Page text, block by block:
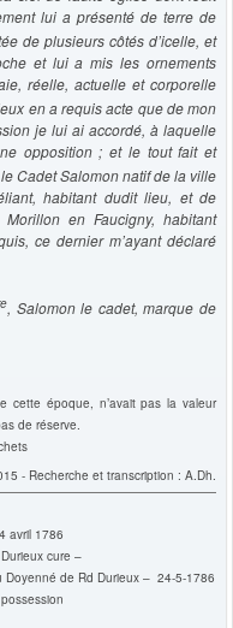
lui a présenté de terre de
de plusieurs côtés d’icelle, et
et lui a mis les ornements
réelle, actuelle et corporelle
en a requis acte que de mon
je lui ai accordé, à laquelle
opposition ; et le tout fait et
Cadet Salomon natif de la ville
habitant dudit lieu, et de
en Faucigny, habitant
ce dernier m’ayant déclaré
, Salomon le cadet, marque de
cette époque, n’avait pas la valeur
de réserve.
- Recherche et transcription : A.Dh.
avril 1786
cure –
de Rd Durieux – 24-5-1786